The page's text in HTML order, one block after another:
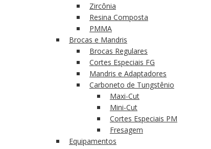
Zircônia
Resina Composta
PMMA
Brocas e Mandris
Brocas Regulares
Cortes Especiais FG
Mandris e Adaptadores
Carboneto de Tungstênio
Maxi-Cut
Mini-Cut
Cortes Especiais PM
Fresagem
Equipamentos